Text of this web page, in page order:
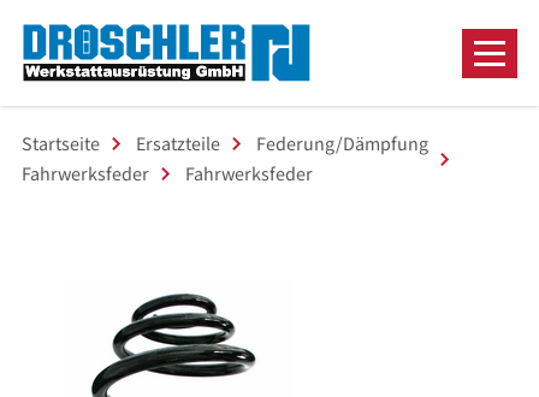
Startseite Ersatzteile
Federung/Dämpfung
Fahrwerksfeder
Fahrwerksfeder